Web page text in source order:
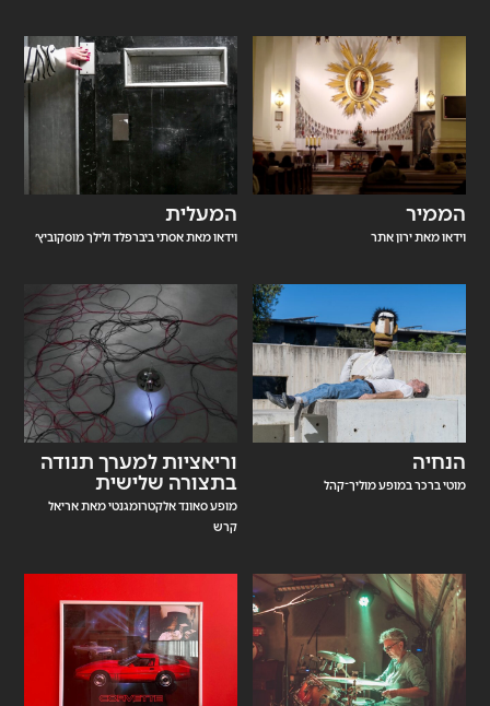
הממיר
וידאו מאת ירון אתר
המעלית
וידאו מאת אסתי ביברפלד ולילך מוסקוביץ׳
הנחיה
מוטי ברכר במופע מוליך־קהל
וריאציות למערך תנודה
בתצורה שלישית
מופע סאונד אלקטרומגנטי מאת אריאל
קרש